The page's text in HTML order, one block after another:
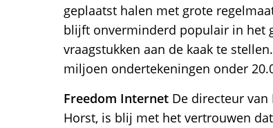
geplaatst halen met grote
blijft onverminderd populair in het
vraagstukken aan de kaak te
miljoen ondertekeningen onder
Freedom Internet De directeur van
Horst, is blij met het vertrouwen